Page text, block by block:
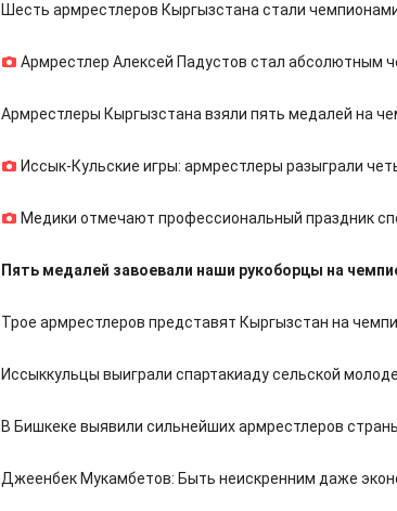
Шесть армрестлеров Кыргызстана стали
Армрестлер Алексей Падустов стал абсолютным
Армрестлеры Кыргызстана взяли пять медалей на
Иссык-Кульские игры: армрестлеры разыграли
Медики отмечают профессиональный праздник
Пять медалей завоевали наши рукоборцы на
Трое армрестлеров представят Кыргызстан на
Иссыккульцы выиграли спартакиаду сельской
В Бишкеке выявили сильнейших армрестлеров
Джеенбек Мукамбетов: Быть неискренним даже